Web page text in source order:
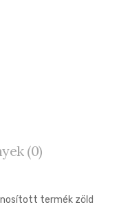
(0)
termék zöld